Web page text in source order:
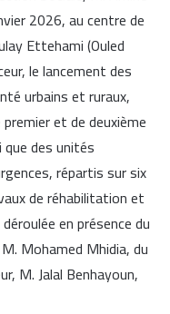
2026, au centre de
Ettehami (Ouled
le lancement des
urbains et ruraux,
et de deuxième
des unités
répartis sur six
de réhabilitation et
en présence du
Mohamed Mhidia, du
M. Jalal Benhayoun,